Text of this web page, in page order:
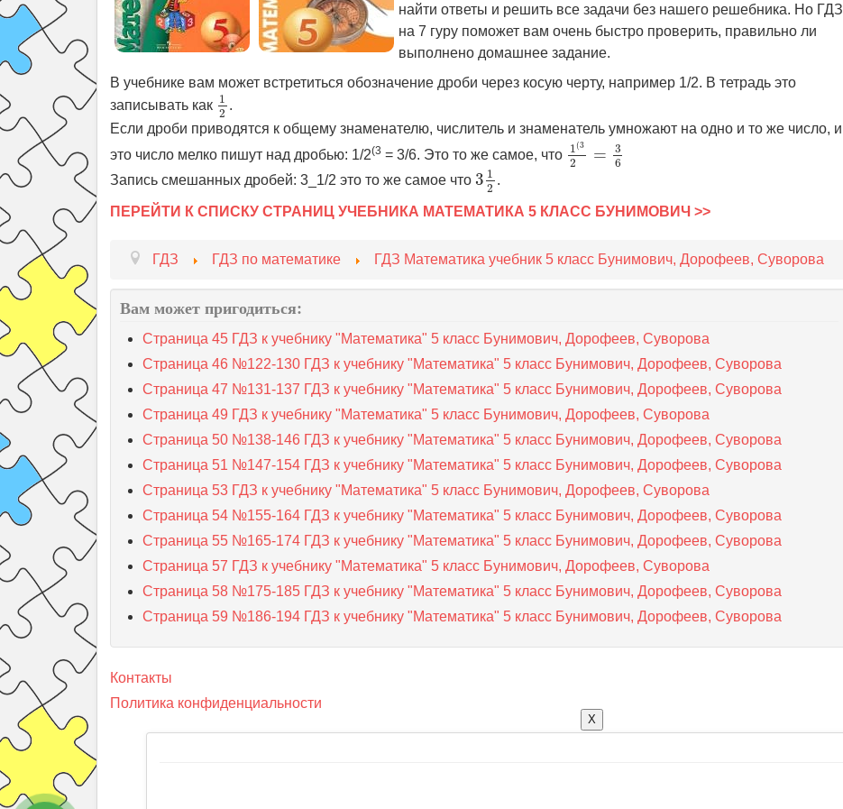
найти ответы и решить все задачи без нашего решебника. Но ГДЗ
на 7 гуру поможет вам очень быстро проверить, правильно ли
выполнено домашнее задание.
В учебнике вам может встретиться обозначение дроби через косую черту, например 1/2. В тетрадь это
записывать как 1
2
12
.
Если дроби приводятся к общему знаменателю, числитель и знаменатель умножают на одно и то же число, и
это число мелко пишут над дробью: 1/2(3 = 3/6. Это то же самое, что 1(3
2 =
3
6
1(3 =3
Запись смешанных дробей: 3_1/2 это то же самое что 3 1
2
3 1
.
ПЕРЕЙТИ К СПИСКУ СТРАНИЦ УЧЕБНИКА МАТЕМАТИКА 5 КЛАСС БУНИМОВИЧ >>
ГДЗ ГДЗ по математике ГДЗ Математика учебник 5 класс Бунимович, Дорофеев, Суворова
Вам может пригодиться:
Страница 45 ГДЗ к учебнику "Математика" 5 класс Бунимович, Дорофеев, Суворова
Страница 46 №122-130 ГДЗ к учебнику "Математика" 5 класс Бунимович, Дорофеев, Суворова
Страница 47 №131-137 ГДЗ к учебнику "Математика" 5 класс Бунимович, Дорофеев, Суворова
Страница 49 ГДЗ к учебнику "Математика" 5 класс Бунимович, Дорофеев, Суворова
Страница 50 №138-146 ГДЗ к учебнику "Математика" 5 класс Бунимович, Дорофеев, Суворова
Страница 51 №147-154 ГДЗ к учебнику "Математика" 5 класс Бунимович, Дорофеев, Суворова
Страница 53 ГДЗ к учебнику "Математика" 5 класс Бунимович, Дорофеев, Суворова
Страница 54 №155-164 ГДЗ к учебнику "Математика" 5 класс Бунимович, Дорофеев, Суворова
Страница 55 №165-174 ГДЗ к учебнику "Математика" 5 класс Бунимович, Дорофеев, Суворова
Страница 57 ГДЗ к учебнику "Математика" 5 класс Бунимович, Дорофеев, Суворова
Страница 58 №175-185 ГДЗ к учебнику "Математика" 5 класс Бунимович, Дорофеев, Суворова
Страница 59 №186-194 ГДЗ к учебнику "Математика" 5 класс Бунимович, Дорофеев, Суворова
Контакты
Политика конфиденциальности
X